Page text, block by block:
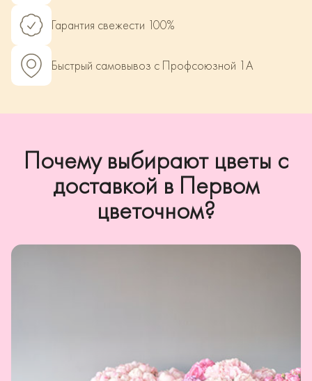
Гарантия свежести 100%
Быстрый самовывоз с Профсоюзной 1А
Почему выбирают цветы с
доставкой в Первом
цветочном?